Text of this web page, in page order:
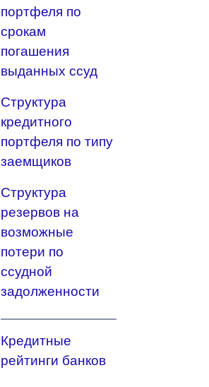
портфеля по
срокам
погашения
выданных ссуд
Структура
кредитного
портфеля по типу
заемщиков
Структура
резервов на
возможные
потери по
ссудной
задолженности
Кредитные
рейтинги банков